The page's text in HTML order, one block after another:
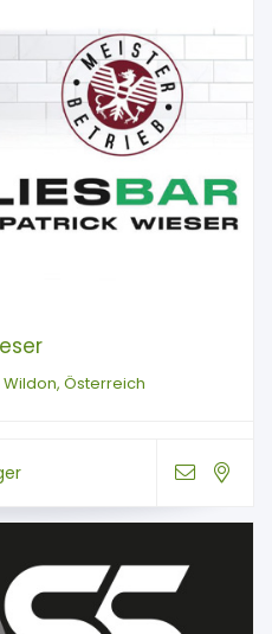
Wildon, Österreich